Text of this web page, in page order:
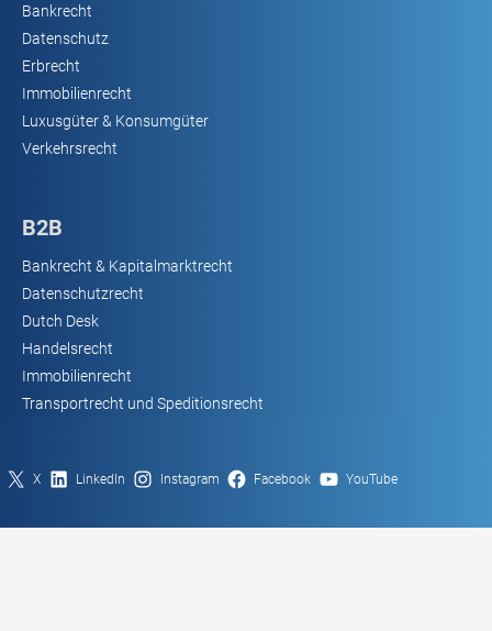
Bankrecht
Datenschutz
Erbrecht
Immobilienrecht
Luxusgüter & Konsumgüter
Verkehrsrecht
B2B
Bankrecht & Kapitalmarktrecht
Datenschutzrecht
Dutch Desk
Handelsrecht
Immobilienrecht
Transportrecht und Speditionsrecht
X LinkedIn Instagram Facebook YouTube